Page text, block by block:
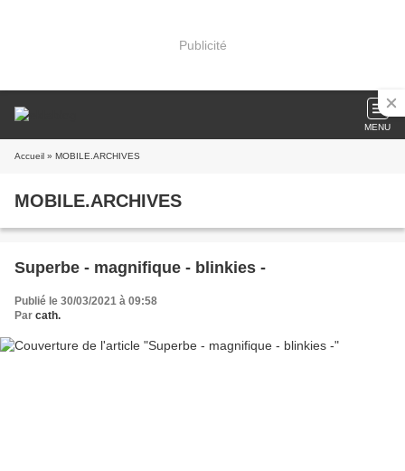
Publicité
MENU
Accueil » MOBILE.ARCHIVES
MOBILE.ARCHIVES
Superbe - magnifique - blinkies -
Publié le 30/03/2021 à 09:58
Par cath.